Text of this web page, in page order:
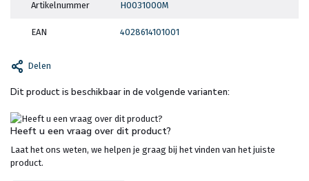
Artikelnummer H0031000M
EAN 4028614101001
Delen
Dit product is beschikbaar in de volgende varianten:
Heeft u een vraag over dit product?
Laat het ons weten, we helpen je graag bij het vinden van het juiste
product.